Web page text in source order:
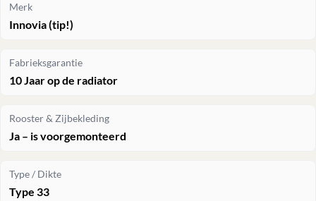
Merk
Innovia (tip!)
Fabrieksgarantie
10 Jaar op de radiator
Rooster & Zijbekleding
Ja – is voorgemonteerd
Type / Dikte
Type 33